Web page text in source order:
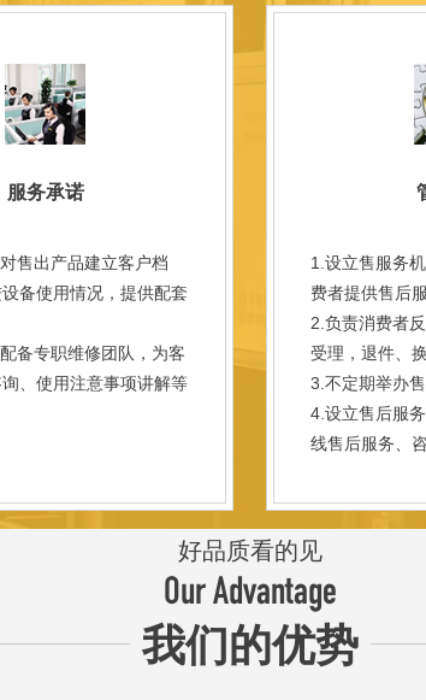
证，服务完善，信誉良好的原则。 热诚欢迎
服务承诺
售出产品建立客户档
备使用情况，提供配套
备专职维修团队，为客
、使用注意事项讲解等
1.设立售服务
费者提供售后
2.负责消费者
受理，退件、
3.不定期举办
4.设立售后服
线售后服务、
好品质看的见
Our Advantage
我们的优势